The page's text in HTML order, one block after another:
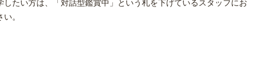
したい方は、「対話型鑑賞中」という札を下げているスタッフにお
。